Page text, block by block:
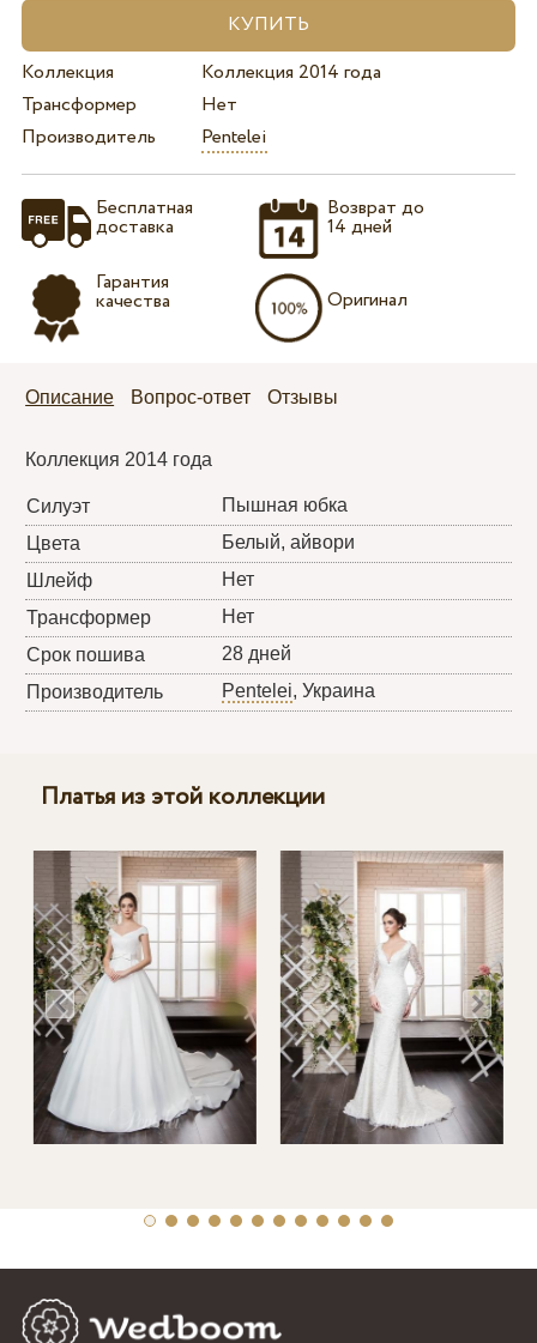
Коллекция
Коллекция 2014 года
Трансформер
Нет
Производитель
Pentelei
Бесплатная
доставка
Гарантия
качества
Возврат до
14 дней
Оригинал
Описание Вопрос-ответ Отзывы
Коллекция 2014 года
Силуэт
Пышная юбка
Цвета
Белый, айвори
Шлейф
Нет
Трансформер
Нет
Срок пошива
28 дней
Производитель
Pentelei, Украина
Платья из этой коллекции